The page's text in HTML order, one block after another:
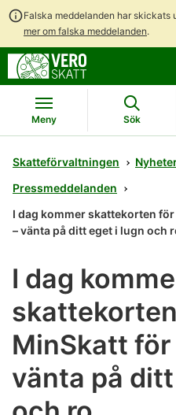
Falska meddelanden har
mer om falska meddelanden.
Meny Sök
Skatteförvaltningen
Pressmeddelanden
I dag kommer skattekorten
– vänta på ditt eget i lugn och
I dag
MinSkatt
vänta på